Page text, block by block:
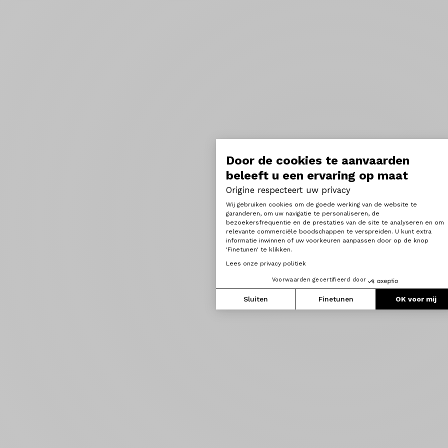
Door de cookies te aanvaarden
beleeft u een ervaring op maat
Origine respecteert uw privacy
Toestemmingsbeheerplatform:
Wij gebruiken cookies om de goede werking van de website te
garanderen, om uw navigatie te personaliseren, de
bezoekersfrequentie en de prestaties van de site te analyseren en om
relevante commerciële boodschappen te verspreiden. U kunt extra
informatie inwinnen of uw voorkeuren aanpassen door op de knop
'Finetunen' te klikken.
Lees onze privacy politiek
Voorwaarden gecertifieerd door
Sluiten Finetunen OK voor mij
Axeptio consent